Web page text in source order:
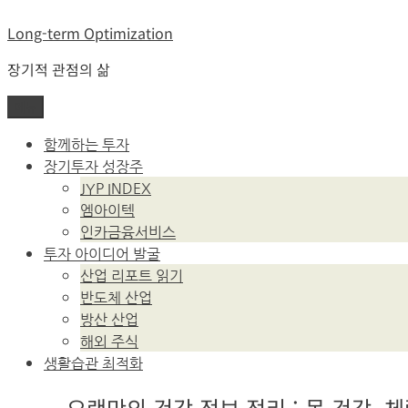
텐
츠
로
Long-term Optimization
장기적 관점의 삶
함께하는 투자
장기투자 성장주
JYP INDEX
엠아이텍
인카금융서비스
투자 아이디어 발굴
산업 리포트 읽기
반도체 산업
방산 산업
해외 주식
생활습관 최적화